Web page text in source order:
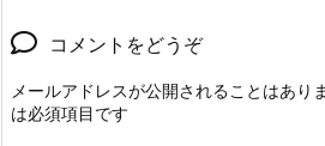
コメントをどうぞ
メールアドレスが公開されることはあり
は必須項目です